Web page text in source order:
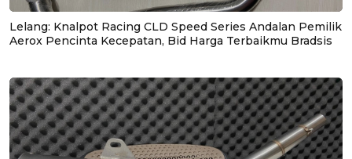
Lelang: Knalpot Racing CLD Speed Series Andalan Pemilik
Aerox Pencinta Kecepatan, Bid Harga Terbaikmu Bradsis